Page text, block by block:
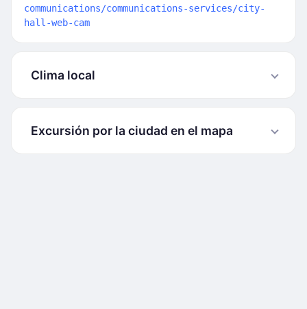
communications/communications-services/city-
hall-web-cam
Clima local
Excursión por la ciudad en el mapa